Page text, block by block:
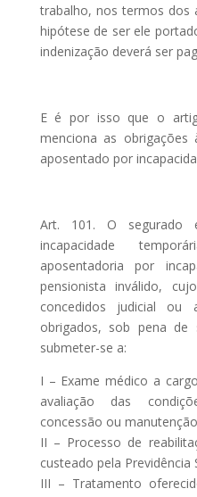
trabalho, nos termos dos
hipótese de ser ele
indenização deverá ser
E é por isso que o
menciona as
aposentado por
Art. 101. O
incapacidade
aposentadoria por
pensionista inválido,
concedidos judicial ou
obrigados, sob pena de
submeter-se a:
I – Exame médico a
avaliação das
concessão ou
II – Processo de
custeado pela Previdência
III – Tratamento